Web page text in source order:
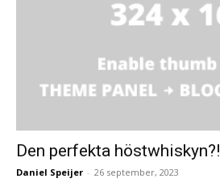
Den perfekta höstwhiskyn?!
Daniel Speijer - 26 september, 2023